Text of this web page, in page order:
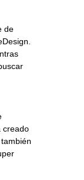
de
creado